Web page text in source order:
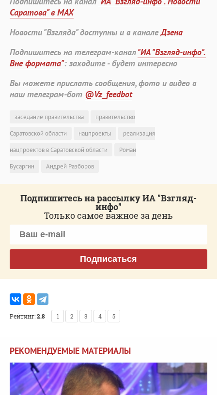
Саратова" в MAX
Новости "Взгляда" доступны и в каналеДзена
Подпишитесь на телеграм-канал"ИА "Взгляд-инфо".
Вне формата": заходите - будет интересно
Вы можете прислать сообщения, фото и видео в
наш телеграм-бот @Vz_feedbot
заседание правительства
правительство
Саратовской области
нацпроекты
реализация
нацпроектов в Саратовской области
Роман
Бусаргин
Андрей Разборов
Подпишитесь на рассылку ИА "Взгляд-
инфо"
Только самое важное за день
Подписаться
Рейтинг:2.8 1 2 3 4 5
РЕКОМЕНДУЕМЫЕ МАТЕРИАЛЫ